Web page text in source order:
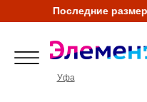
Последние
Уфа